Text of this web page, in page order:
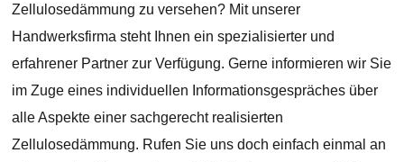
Zellulosedämmung zu versehen? Mit unserer
Handwerksfirma steht Ihnen ein spezialisierter und
erfahrener Partner zur Verfügung. Gerne informieren wir Sie
im Zuge eines individuellen Informationsgespräches über
alle Aspekte einer sachgerecht realisierten
Zellulosedämmung. Rufen Sie uns doch einfach einmal an